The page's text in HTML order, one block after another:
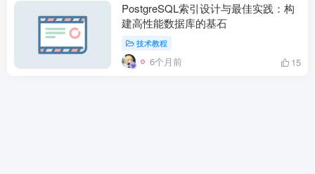
PostgreSQL索引设计与最佳实践：构
建高性能数据库的基石
技术教程
6个月前 15